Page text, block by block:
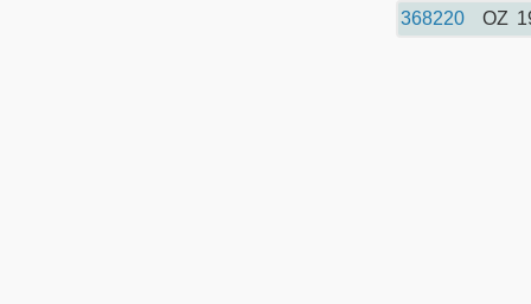
368220 OZ